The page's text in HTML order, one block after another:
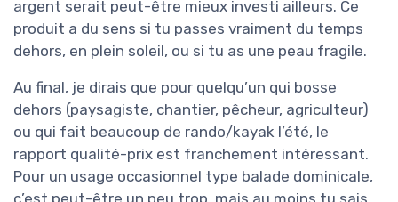
argent serait peut-être mieux investi ailleurs. Ce
produit a du sens si tu passes vraiment du temps
dehors, en plein soleil, ou si tu as une peau fragile.
Au final, je dirais que pour quelqu’un qui bosse
dehors (paysagiste, chantier, pêcheur, agriculteur)
ou qui fait beaucoup de rando/kayak l’été, le
rapport qualité-prix est franchement intéressant.
Pour un usage occasionnel type balade dominicale,
c’est peut-être un peu trop, mais au moins tu sais